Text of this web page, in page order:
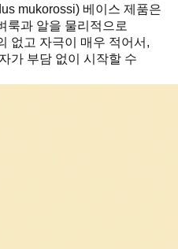
mukorossi) 베이스 제품은
룩과 알을 물리적으로
없고 자극이 매우 적어서,
가 부담 없이 시작할 수